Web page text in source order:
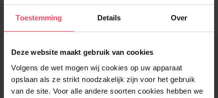
Toestemming Details Over
Deze website maakt gebruik van cookies
Volgens de wet mogen wij cookies op uw apparaat
opslaan als ze strikt noodzakelijk zijn voor het gebruik
van de site. Voor alle andere soorten cookies hebben we